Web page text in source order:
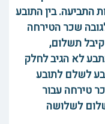
התביעה. בין התובע
שכר הטירחה
תשלום,
לא הגיב לחלק
לשלם לתובע
81,000 שח כשכר טירחה עבור
לשלושה